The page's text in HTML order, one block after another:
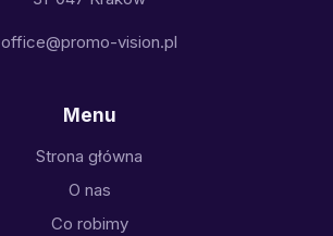
office@promo-vision.pl
Menu
Strona główna
O nas
Co robimy